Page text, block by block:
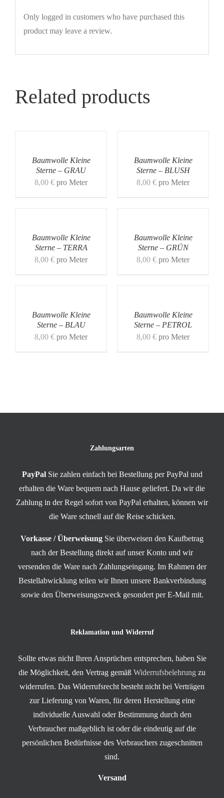
Only logged in customers who have purchased this
product may leave a review.
Related products
Baumwolle Kleine
Sterne – GRAU
8,00 € pro Meter
Baumwolle Kleine
Sterne – BLUSH
8,00 € pro Meter
Baumwolle Kleine
Sterne – TERRA
8,00 € pro Meter
Baumwolle Kleine
Sterne – GRÜN
8,00 € pro Meter
Baumwolle Kleine
Sterne – BLAU
8,00 € pro Meter
Baumwolle Kleine
Sterne – PETROL
8,00 € pro Meter
Zahlungsarten
PayPal Sie zahlen einfach bei Bestellung per PayPal und
erhalten die Ware bequem nach Hause geliefert. Da wir die
Zahlung in der Regel sofort von PayPal erhalten, können wir
die Ware schnell auf die Reise schicken.
Vorkasse / Überweisung Sie überweisen den Kaufbetrag
nach der Bestellung direkt auf unser Konto und wir
versenden die Ware nach Zahlungseingang. Im Rahmen der
Bestellabwicklung teilen wir Ihnen unsere Bankverbindung
sowie den Überweisungszweck gesondert per E-Mail mit.
Reklamation und Widerruf
Sollte etwas nicht Ihren Ansprüchen entsprechen, haben Sie
die Möglichkeit, den Vertrag gemäß Widerrufsbelehrung zu
widerrufen. Das Widerrufsrecht besteht nicht bei Verträgen
zur Lieferung von Waren, für deren Herstellung eine
individuelle Auswahl oder Bestimmung durch den
Verbraucher maßgeblich ist oder die eindeutig auf die
persönlichen Bedürfnisse des Verbrauchers zugeschnitten
sind.
Versand